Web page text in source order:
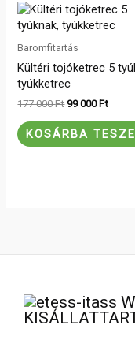
Baromfitartás
Kültéri tojóketrec 5
tyúkketrec
177 000Ft
Original
price
was:
177
000 Ft.
99 000 Ft
price
000 Ft.
KOSÁRBA